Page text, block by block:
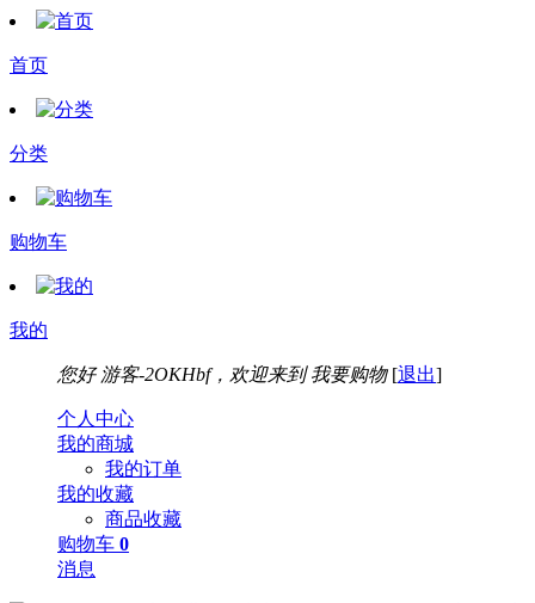
首页
分类
购物车
我的
您好 游客-2OKHbf，欢迎来到 我要购物[退出]
个人中心
我的商城
我的订单
我的收藏
商品收藏
购物车 0
消息